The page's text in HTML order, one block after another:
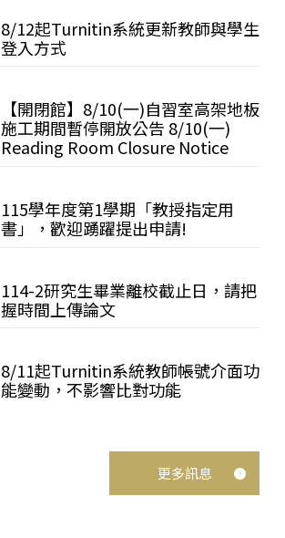
8/12起Turnitin系統更新教師與學生
登入方式
【開閉館】8/10(一)自習室高架地板
施工期間暫停開放公告 8/10(一)
Reading Room Closure Notice
115學年度第1學期「教授指定用
書」，歡迎踴躍提出申請!
114-2研究生畢業離校截止日，請把
握時間上傳論文
8/11起Turnitin系統教師帳號介面功
能變動，不影響比對功能
更多訊息